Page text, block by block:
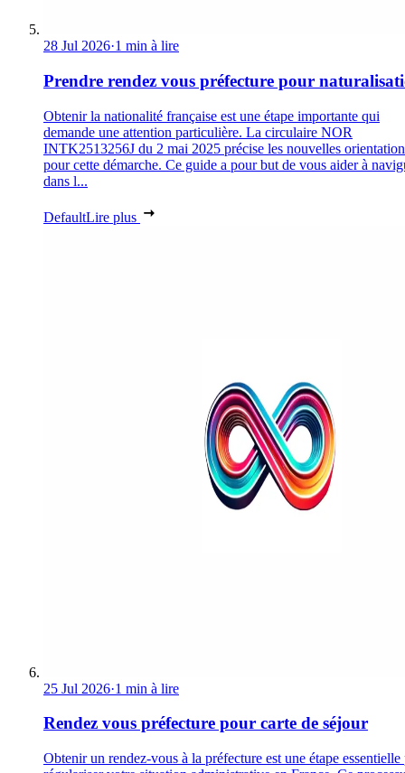
28 Jul 2026·1 min à lire
Prendre rendez vous préfecture pour
Obtenir la nationalité française est une étape importante qui
demande une attention particulière. La circulaire NOR
INTK2513256J du 2 mai 2025 précise les nouvelles
pour cette démarche. Ce guide a pour but de vous aider à
dans l...
DefaultLire plus
25 Jul 2026·1 min à lire
Rendez vous préfecture pour carte de séjour
Obtenir un rendez-vous à la préfecture est une étape essentielle